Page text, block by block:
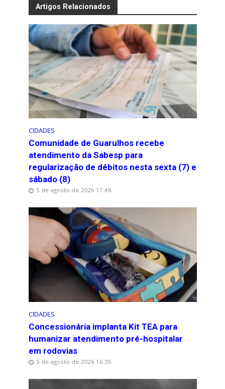
Artigos Relacionados
CIDADES
Comunidade de Guarulhos recebe
atendimento da Sabesp para
regularização de débitos nesta sexta (7) e
sábado (8)
5 de agosto de 2026 17:48
CIDADES
Concessionária implanta Kit TEA para
humanizar atendimento pré-hospitalar
em rodovias
5 de agosto de 2026 16:35